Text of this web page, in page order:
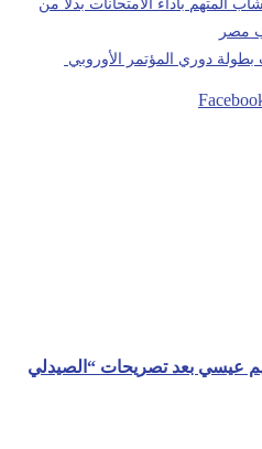
المتهم بآداء الامتحانات بدلا من
مصر
دوري المؤتمر الأوروبي
عيسي بعد تصريحات “الصيدلي